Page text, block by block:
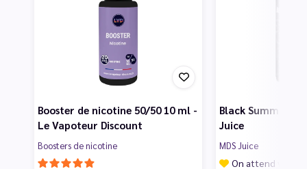
Booster de nicotine 50/50 10 ml -
Le Vapoteur Discount
Boosters de nicotine
Black Summer
Juice
MDS Juice
On attend vos